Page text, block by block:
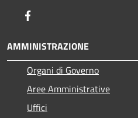
AMMINISTRAZIONE
Organi di Governo
Aree Amministrative
Uffici